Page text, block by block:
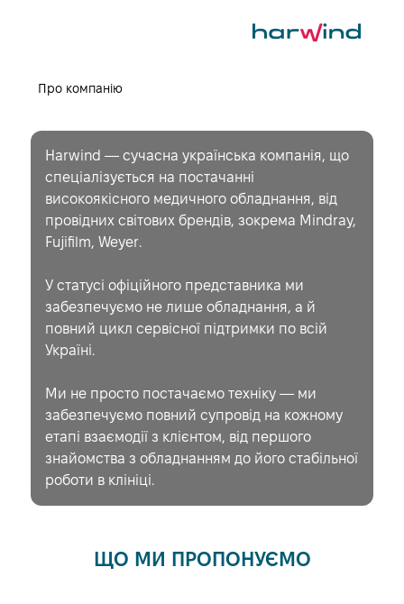
Про компанію
Harwind — сучасна українська компанія, що
спеціалізується на постачанні
високоякісного медичного обладнання, від
провідних світових брендів, зокрема Mindray,
Fujifilm, Weyer.
У статусі офіційного представника ми
забезпечуємо не лише обладнання, а й
повний цикл сервісної підтримки по всій
Україні.
Ми не просто постачаємо техніку — ми
забезпечуємо повний супровід на кожному
етапі взаємодії з клієнтом, від першого
знайомства з обладнанням до його стабільної
роботи в клініці.
ЩО МИ ПРОПОНУЄМО